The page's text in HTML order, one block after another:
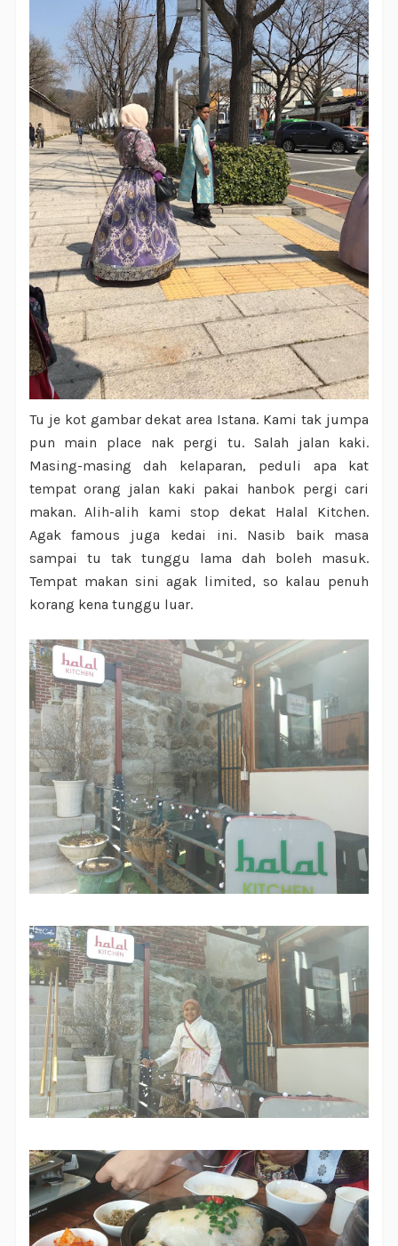
Tu je kot gambar dekat area Istana. Kami tak jumpa
pun main place nak pergi tu. Salah jalan kaki.
Masing-masing dah kelaparan, peduli apa kat
tempat orang jalan kaki pakai hanbok pergi cari
makan. Alih-alih kami stop dekat Halal Kitchen.
Agak famous juga kedai ini. Nasib baik masa
sampai tu tak tunggu lama dah boleh masuk.
Tempat makan sini agak limited, so kalau penuh
korang kena tunggu luar.